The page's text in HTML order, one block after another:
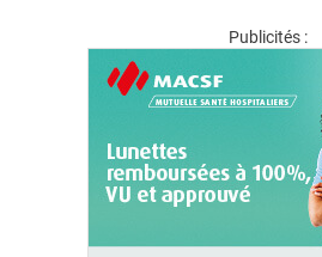
Publicités :